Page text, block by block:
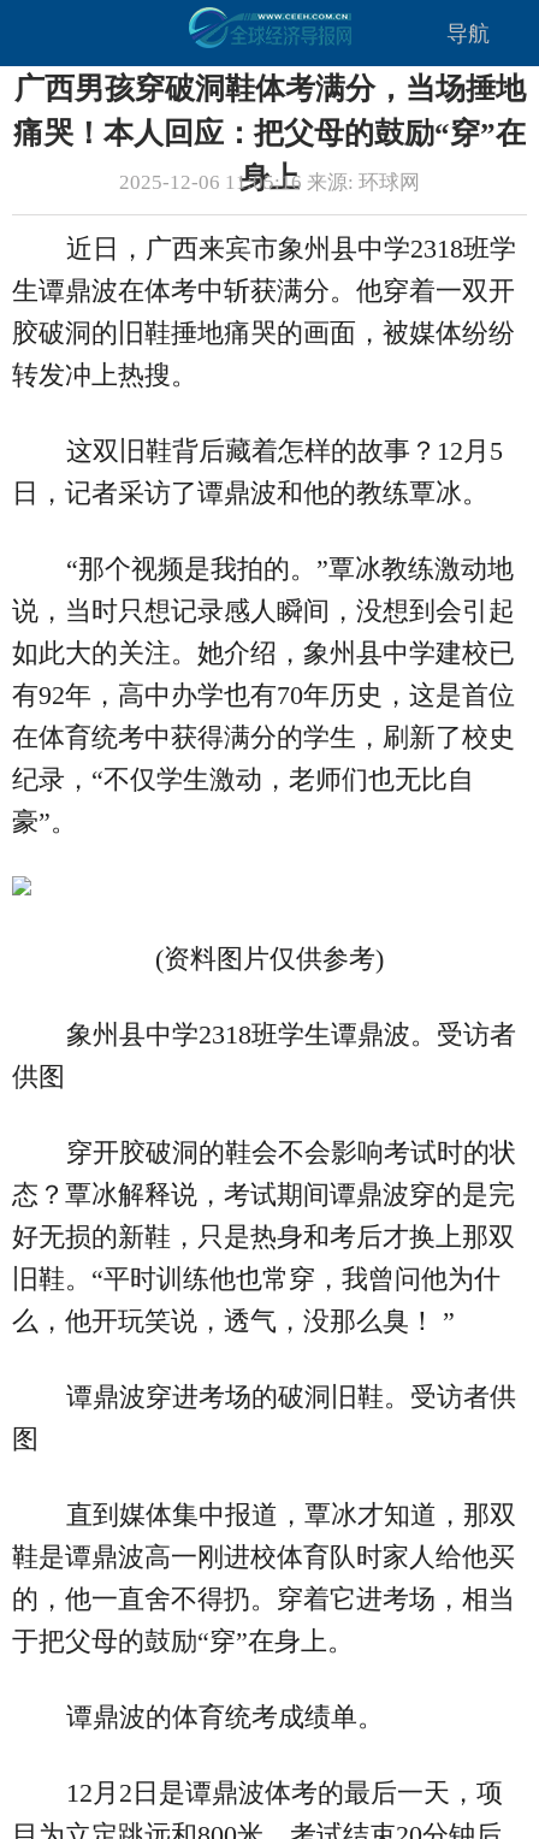
导航
广西男孩穿破洞鞋体考满分，当场捶地
痛哭！本人回应：把父母的鼓励“穿”在
身上
2025-12-06 11:05:16 来源: 环球网
近日，广西来宾市象州县中学2318班学
生谭鼎波在体考中斩获满分。他穿着一双开
胶破洞的旧鞋捶地痛哭的画面，被媒体纷纷
转发冲上热搜。
这双旧鞋背后藏着怎样的故事？12月5
日，记者采访了谭鼎波和他的教练覃冰。
“那个视频是我拍的。”覃冰教练激动地
说，当时只想记录感人瞬间，没想到会引起
如此大的关注。她介绍，象州县中学建校已
有92年，高中办学也有70年历史，这是首位
在体育统考中获得满分的学生，刷新了校史
纪录，“不仅学生激动，老师们也无比自
豪”。
(资料图片仅供参考)
象州县中学2318班学生谭鼎波。受访者
供图
穿开胶破洞的鞋会不会影响考试时的状
态？覃冰解释说，考试期间谭鼎波穿的是完
好无损的新鞋，只是热身和考后才换上那双
旧鞋。“平时训练他也常穿，我曾问他为什
么，他开玩笑说，透气，没那么臭！ ”
谭鼎波穿进考场的破洞旧鞋。受访者供
图
直到媒体集中报道，覃冰才知道，那双
鞋是谭鼎波高一刚进校体育队时家人给他买
的，他一直舍不得扔。穿着它进考场，相当
于把父母的鼓励“穿”在身上。
谭鼎波的体育统考成绩单。
12月2日是谭鼎波体考的最后一天，项